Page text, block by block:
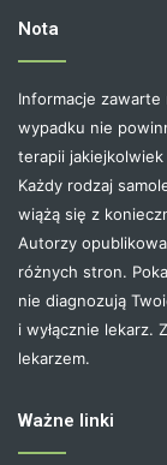
Nota
Informacje
wypadku nie
terapii
Każdy rodzaj
wiążą się z
Autorzy
różnych stron.
nie diagnozują
i wyłącznie lekarz.
lekarzem.
Ważne linki